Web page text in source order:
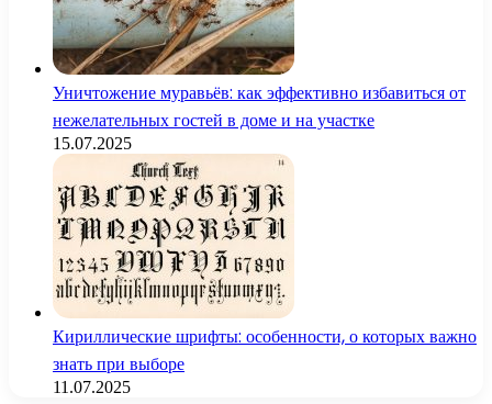
Уничтожение муравьёв: как эффективно избавиться от
нежелательных гостей в доме и на участке
15.07.2025
Кириллические шрифты: особенности, о которых важно
знать при выборе
11.07.2025